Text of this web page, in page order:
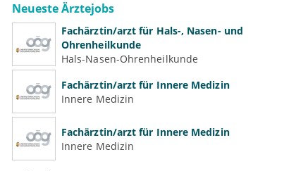
Neueste Ärztejobs
Fachärztin/arzt für Hals-, Nasen- und
Ohrenheilkunde
Hals-Nasen-Ohrenheilkunde
Fachärztin/arzt für Innere Medizin
Innere Medizin
Fachärztin/arzt für Innere Medizin
Innere Medizin